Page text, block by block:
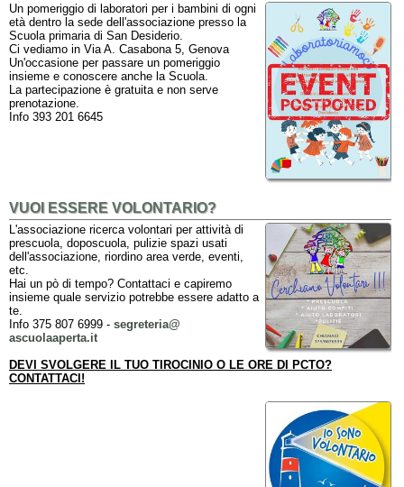
Un pomeriggio di laboratori per i bambini di ogni
età dentro la sede dell'associazione presso la
Scuola primaria di San Desiderio.
Ci vediamo in Via A. Casabona 5, Genova
Un'occasione per passare un pomeriggio
insieme e conoscere anche la Scuola.
La partecipazione è gratuita e non serve
prenotazione.
Info 393 201 6645
VUOI ESSERE VOLONTARIO?
L'associazione ricerca volontari per attività di
prescuola, doposcuola, pulizie spazi usati
dell'associazione, riordino area verde, eventi,
etc.
Hai un pò di tempo? Contattaci e capiremo
insieme quale servizio potrebbe essere adatto a
te.
Info 375 807 6999 - segreteria@
ascuolaaperta.it
DEVI SVOLGERE IL TUO TIROCINIO O LE ORE DI PCTO?
CONTATTACI!